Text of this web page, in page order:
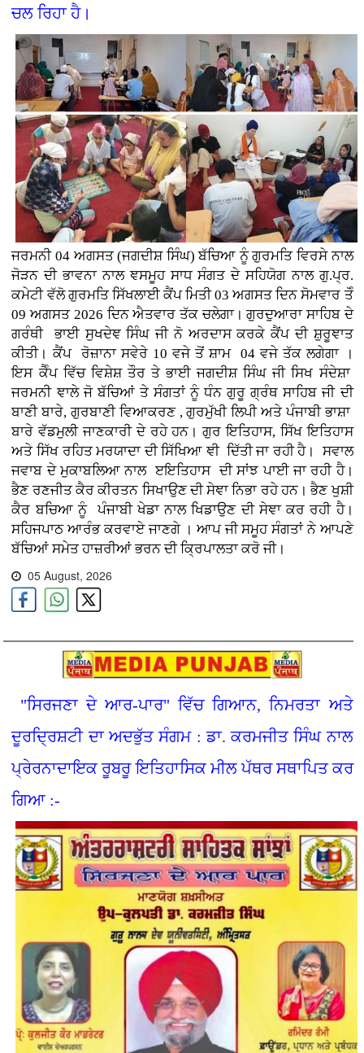
ਚਲ ਰਿਹਾ ਹੈ।
ਜਰਮਨੀ04 ਅਗਸਤ (ਜਗਦੀਸ਼ ਸਿੰਘ) ਬੱਚਿਆ ਨੂੰ ਗੁਰਮਤਿ ਵਿਰਸੇ ਨਾਲ
ਜੋੜਨ ਦੀ ਭਾਵਨਾ ਨਾਲ ਞਸਮੂਹ ਸਾਧ ਸੰਗਤ ਦੇ ਸਹਿਯੋਗ ਨਾਲ ਗੁ.ਪ੍ਰ.
ਕਮੇਟੀ ਵੱਲੋ ਗੁਰਮਤਿ ਸਿੱਖਲਾਈ ਕੈਂਪ ਮਿਤੀ 03 ਅਗਸਤ ਦਿਨ ਸੋਮਵਾਰ ਤੋੰ
09 ਅਗਸਤ 2026 ਦਿਨ ਐਤਵਾਰ ਤੱਕ ਚਲੇਗਾ। ਗੁਰਦੁਆਰਾ ਸਾਹਿਬ ਦੇ
ਗਰੰਥੀ ਭਾਈ ਸੁਖਦੇਞ ਸਿੰਘ ਜੀ ਨੋ ਅਰਦਾਸ ਕਰਕੇ ਕੈਂਪ ਦੀ ਸ਼ੁਰੂਞਾਤ
ਕੀਤੀ। ਕੈਂਪ ਰੋਜ਼ਾਨਾ ਸਵੇਰੇ 10 ਵਜੇ ਤੋਂ ਸ਼ਾਮ 04 ਵਜੇ ਤੱਕ ਲਗੇਗਾ ।
ਇਸ ਕੈੰਪ ਵਿੱਚ ਵਿਸ਼ੇਸ਼ ਤੌਰ ਤੇ ਭਾਈ ਜਗਦੀਸ਼ ਸਿੰਘ ਜੀ ਸਿਖ ਸੰਦੇਸ਼ਾ
ਜਰਮਨੀ ਞਾਲੇ ਜੋ ਬੱਚਿਆਂ ਤੇ ਸੰਗਤਾਂ ਨੂੰ ਧੰਨ ਗੁਰੂ ਗ੍ਰੰਥ ਸਾਹਿਬ ਜੀ ਦੀ
ਬਾਣੀ ਬਾਰੇ, ਗੁਰਬਾਣੀ ਵਿਆਕਰਣ , ਗੁਰਮੁੱਖੀ ਲਿਪੀ ਅਤੇ ਪੰਜਾਬੀ ਭਾਸ਼ਾ
ਬਾਰੇ ਵੱਡਮੁਲੀ ਜਾਣਕਾਰੀ ਦੇ ਰਹੇ ਹਨ। ਗੁਰ ਇਤਿਹਾਸ, ਸਿੱਖ ਇਤਿਹਾਸ
ਅਤੇ ਸਿੱਖ ਰਹਿਤ ਮਰਯਾਦਾ ਦੀ ਸਿੱਖਿਆ ਞੀ ਦਿੱਤੀ ਜਾ ਰਹੀ ਹੈ। ਸਵਾਲ
ਜਵਾਬ ਦੇ ਮੁਕਾਬਲਿਆ ਨਾਲ ੲਇਤਿਹਾਸ ਦੀ ਸਾਂਝ ਪਾਈ ਜਾ ਰਹੀ ਹੈ।
ਭੈਣ ਰਣਜੀਤ ਕੈਰ ਕੀਰਤਨ ਸਿਖਾਉਣ ਦੀ ਸੇਞਾ ਨਿਭਾ ਰਹੇ ਹਨ। ਭੈਣ ਖੁਸ਼ੀ
ਕੈਰ ਬਚਿਆ ਨੂੰ ਪੰਜਾਬੀ ਖੇਡਾ ਨਾਲ ਖਿਡਾਉਣ ਦੀ ਸੇਞਾ ਕਰ ਰਹੀ ਹੈ।
ਸਹਿਜਪਾਠ ਆਰੰਭ ਕਰਵਾਏ ਜਾਣਗੇ । ਆਪ ਜੀ ਸਮੂਹ ਸੰਗਤਾਂ ਨੇ ਆਪਣੇ
ਬੱਚਿਆਂ ਸਮੇਤ ਹਾਜ਼ਰੀਆਂ ਭਰਨ ਦੀ ਕ੍ਰਿਪਾਲਤਾ ਕਰੋ ਜੀ।
05 August, 2026
"ਸਿਰਜਣਾ ਦੇ ਆਰ-ਪਾਰ" ਵਿੱਚ ਗਿਆਨ, ਨਿਮਰਤਾ ਅਤੇ
ਦੂਰਦ੍ਰਿਸ਼ਟੀ ਦਾ ਅਦਭੁੱਤ ਸੰਗਮ : ਡਾ. ਕਰਮਜੀਤ ਸਿੰਘ ਨਾਲ
ਪ੍ਰੇਰਨਾਦਾਇਕ ਰੂਬਰੂ ਇਤਿਹਾਸਿਕ ਮੀਲ ਪੱਥਰ ਸਥਾਪਿਤ ਕਰ
ਗਿਆ :-